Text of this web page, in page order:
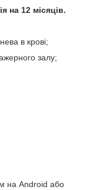
на 12 місяців.
в крові;
залу;
на Android або